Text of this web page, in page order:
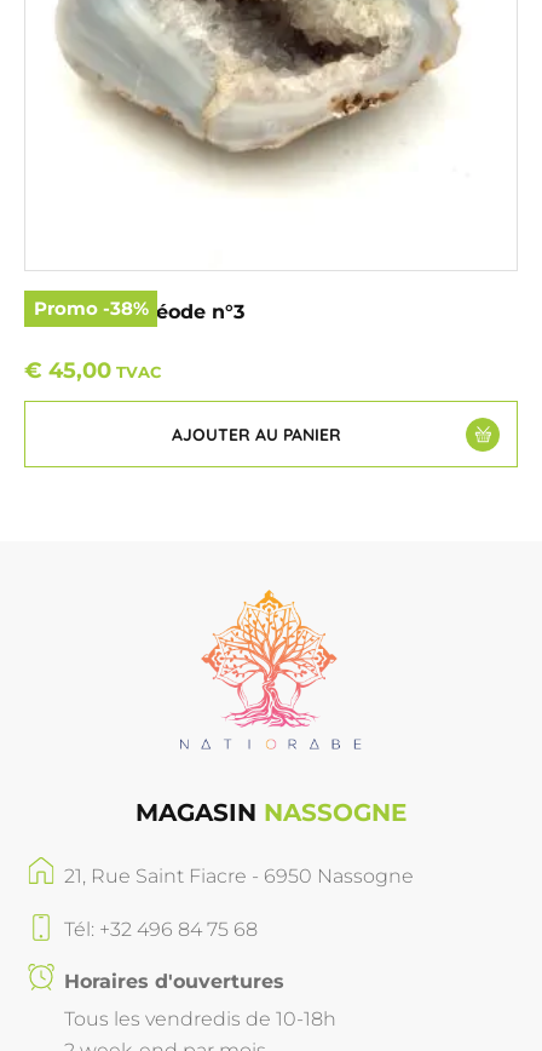
Promo -38%
Améthyste géode n°3
€ 45,00 TVAC
AJOUTER AU PANIER
MAGASIN NASSOGNE
21, Rue Saint Fiacre - 6950 Nassogne
Tél: +32 496 84 75 68
Horaires d'ouvertures
Tous les vendredis de 10-18h